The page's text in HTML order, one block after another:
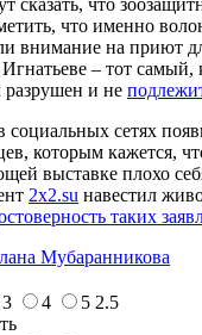
что именно
внимание на приют
– тот самый,
разрушен и не
сетях
которым кажется,
выставке плохо
2x2.su навестил
таких
Мубаранникова
3 4 5 2.5